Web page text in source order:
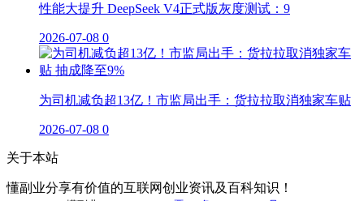
性能大提升 DeepSeek V4正式版灰度测试：9
2026-07-08 0
为司机减负超13亿！市监局出手：货拉拉取消独家车贴
2026-07-08 0
关于本站
懂副业分享有价值的互联网创业资讯及百科知识！